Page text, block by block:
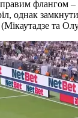
флангом –
однак
та